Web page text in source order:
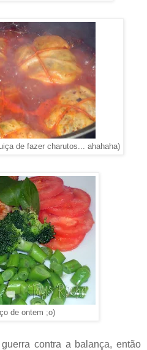
de fazer charutos... ahahaha)
de ontem ;o)
contra a balança, então